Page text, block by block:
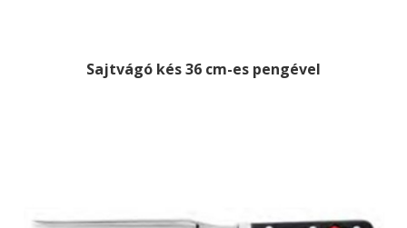
Sajtvágó kés 36 cm-es pengével